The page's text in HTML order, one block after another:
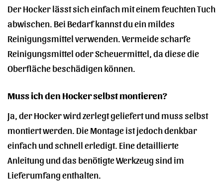
Der Hocker lässt sich einfach mit einem feuchten Tuch
abwischen. Bei Bedarf kannst du ein mildes
Reinigungsmittel verwenden. Vermeide scharfe
Reinigungsmittel oder Scheuermittel, da diese die
Oberfläche beschädigen können.
Muss ich den Hocker selbst montieren?
Ja, der Hocker wird zerlegt geliefert und muss selbst
montiert werden. Die Montage ist jedoch denkbar
einfach und schnell erledigt. Eine detaillierte
Anleitung und das benötigte Werkzeug sind im
Lieferumfang enthalten.